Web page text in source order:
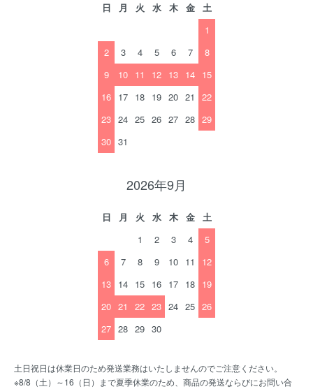
日 月 火 水 木 金
土
1
2
3 4 5 6 7
8
9
10 11 12 13 14 15
16 17 18 19 20 21
22
23 24 25 26 27 28 29
30 31
2026年9月
日 月 火 水 木 金
土
1
2 3 4
5
6
7 8 9 10 11
12
13 14 15 16 17 18 19
20 21 22 23 24 25 26
27 28 29 30
土日祝日は休業日のため発送業務はいたしませんのでご注意ください。
※8/8（土）～16（日）まで夏季休業のため、商品の発送ならびにお問い合